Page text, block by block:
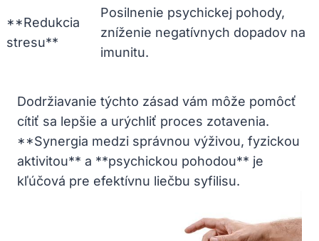
**Redukcia
stresu**
Posilnenie psychickej pohody,
zníženie ‌negatívnych dopadov ​na
imunitu.
Dodržiavanie týchto zásad vám môže pomôcť
cítiť sa lepšie a urýchliť ‍proces zotavenia.⁤
**Synergia medzi správnou výživou, fyzickou
aktivitou** a **psychickou⁤ pohodou** je
kľúčová pre efektívnu liečbu​ syfilisu.